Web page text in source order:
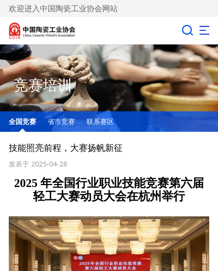
欢迎进入中国陶瓷工业协会网站
竞赛培训
全国竞赛 省市竞赛 联系赛区
技能照亮前程，大赛扬帆新征
发表于 2025-04-28
2025 年全国行业职业技能竞赛第六届
轻工大赛动员大会在杭州举行